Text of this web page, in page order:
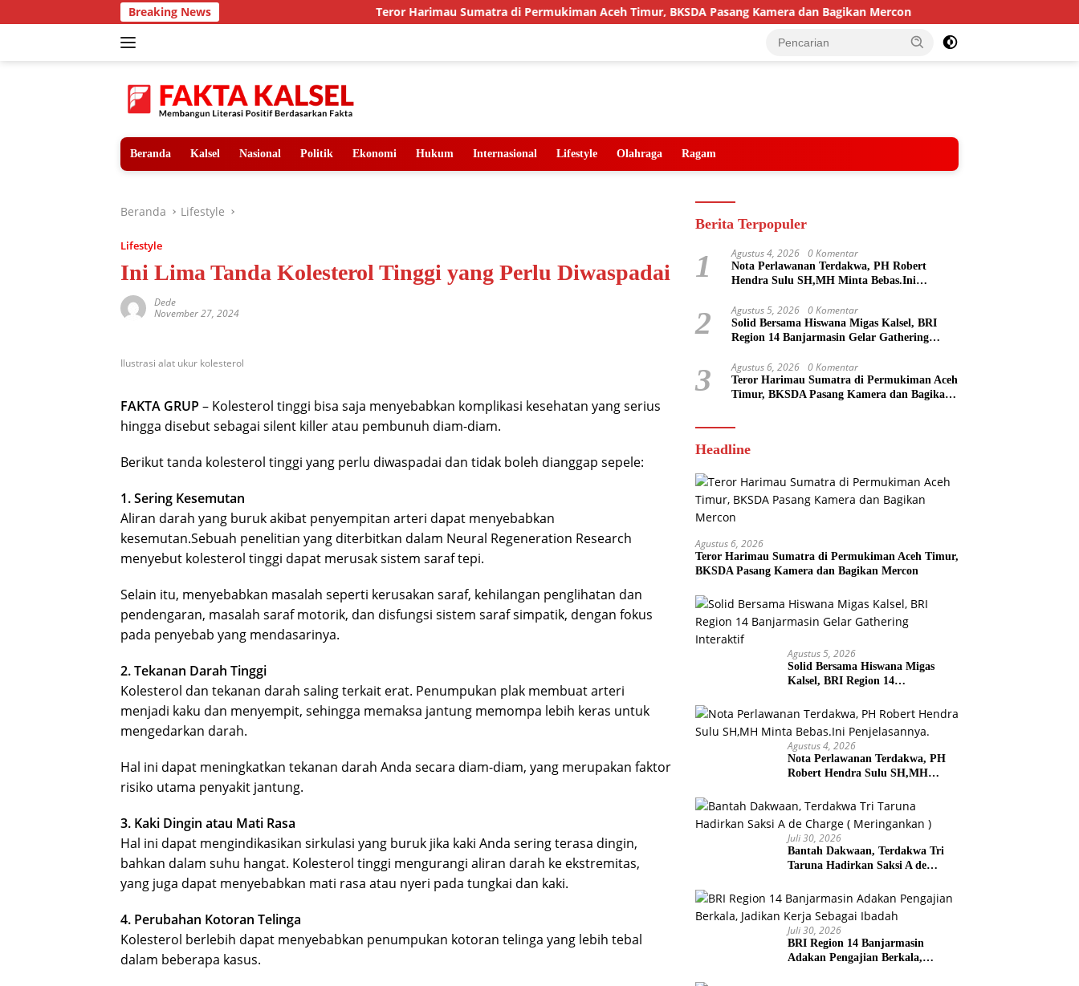
ke
Breaking News Teror Harimau Sumatra di Permukiman Aceh Timur, BKSDA Pasang Kamera dan Bagikan Mercon
Beranda Kalsel Nasional Politik Ekonomi Hukum Internasional Lifestyle Olahraga Ragam
Beranda Lifestyle
Lifestyle
Ini Lima Tanda Kolesterol Tinggi yang Perlu Diwaspadai
Dede
November 27, 2024
Ilustrasi alat ukur kolesterol
FAKTA GRUP – Kolesterol tinggi bisa saja menyebabkan komplikasi kesehatan yang serius
hingga disebut sebagai silent killer atau pembunuh diam-diam.
Berikut tanda kolesterol tinggi yang perlu diwaspadai dan tidak boleh dianggap sepele:
1. Sering Kesemutan
Aliran darah yang buruk akibat penyempitan arteri dapat menyebabkan
kesemutan.Sebuah penelitian yang diterbitkan dalam Neural Regeneration Research
menyebut kolesterol tinggi dapat merusak sistem saraf tepi.
Selain itu, menyebabkan masalah seperti kerusakan saraf, kehilangan penglihatan dan
pendengaran, masalah saraf motorik, dan disfungsi sistem saraf simpatik, dengan fokus
pada penyebab yang mendasarinya.
2. Tekanan Darah Tinggi
Kolesterol dan tekanan darah saling terkait erat. Penumpukan plak membuat arteri
menjadi kaku dan menyempit, sehingga memaksa jantung memompa lebih keras untuk
mengedarkan darah.
Hal ini dapat meningkatkan tekanan darah Anda secara diam-diam, yang merupakan faktor
risiko utama penyakit jantung.
3. Kaki Dingin atau Mati Rasa
Hal ini dapat mengindikasikan sirkulasi yang buruk jika kaki Anda sering terasa dingin,
bahkan dalam suhu hangat. Kolesterol tinggi mengurangi aliran darah ke ekstremitas,
yang juga dapat menyebabkan mati rasa atau nyeri pada tungkai dan kaki.
4. Perubahan Kotoran Telinga
Kolesterol berlebih dapat menyebabkan penumpukan kotoran telinga yang lebih tebal
dalam beberapa kasus.
Berita Terpopuler
1 Agustus 4, 2026 0 Komentar
Nota Perlawanan Terdakwa, PH Robert
Hendra Sulu SH,MH Minta Bebas.Ini
2 Agustus 5, 2026 0 Komentar
Solid Bersama Hiswana Migas Kalsel, BRI
Region 14 Banjarmasin Gelar Gathering
3 Agustus 6, 2026 0 Komentar
Teror Harimau Sumatra di Permukiman Aceh
Timur, BKSDA Pasang Kamera dan Bagikan
Headline
Agustus 6, 2026
Teror Harimau Sumatra di Permukiman Aceh Timur,
BKSDA Pasang Kamera dan Bagikan Mercon
Agustus 5, 2026
Solid Bersama Hiswana Migas
Kalsel, BRI Region 14
Interaktif
Agustus 4, 2026
Nota Perlawanan Terdakwa, PH
Robert Hendra Sulu SH,MH
Juli 30, 2026
Bantah Dakwaan, Terdakwa Tri
Taruna Hadirkan Saksi A de
Juli 30, 2026
BRI Region 14 Banjarmasin
Adakan Pengajian Berkala,